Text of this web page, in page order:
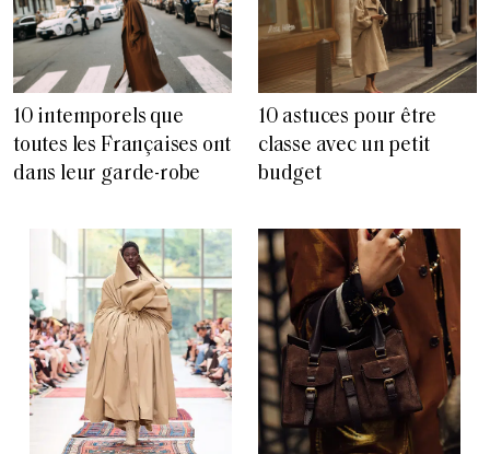
10 intemporels que
toutes les Françaises ont
dans leur garde-robe
10 astuces pour être
classe avec un petit
budget